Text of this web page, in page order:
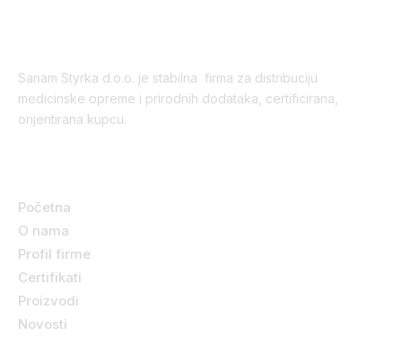
Sanam Styrka d.o.o. je stabilna firma za distribuciju
medicinske opreme i prirodnih dodataka, certificirana,
orijentirana kupcu.
Početna
O nama
Profil firme
Certifikati
Proizvodi
Novosti